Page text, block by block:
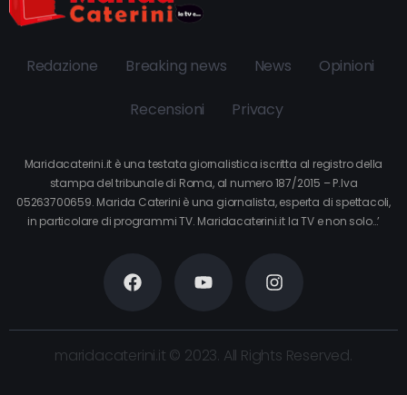
Redazione Breaking news News Opinioni
Recensioni Privacy
Maridacaterini.it è una testata giornalistica iscritta al registro della
stampa del tribunale di Roma, al numero 187/2015 – P.Iva
05263700659. Marida Caterini è una giornalista, esperta di spettacoli,
in particolare di programmi TV. Maridacaterini.it la TV e non solo…’
maridacaterini.it © 2023. All Rights Reserved.